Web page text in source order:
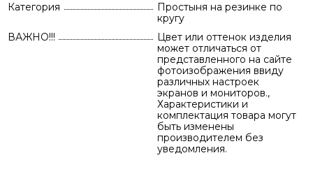
Категория
Простыня на резинке по
кругу
ВАЖНО!!!
Цвет или оттенок изделия
может отличаться от
представленного на сайте
фотоизображения ввиду
различных настроек
экранов и мониторов.,
Характеристики и
комплектация товара могут
быть изменены
производителем без
уведомления.